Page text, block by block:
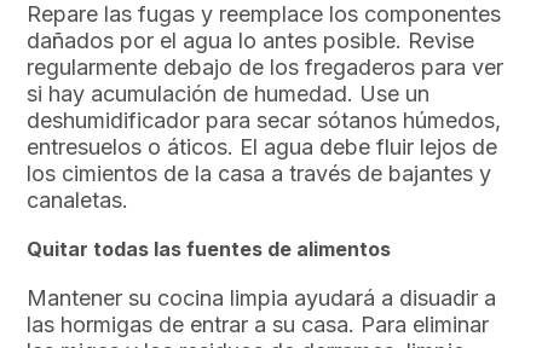
Repare las fugas y reemplace los componentes
dañados por el agua lo antes posible. Revise
regularmente debajo de los fregaderos para ver
si hay acumulación de humedad. Use un
deshumidificador para secar sótanos húmedos,
entresuelos o áticos. El agua debe fluir lejos de
los cimientos de la casa a través de bajantes y
canaletas.
Quitar todas las fuentes de alimentos
Mantener su cocina limpia ayudará a disuadir a
las hormigas de entrar a su casa. Para eliminar